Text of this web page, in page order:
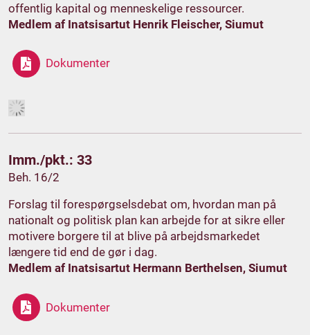
offentlig kapital og menneskelige ressourcer.
Medlem af Inatsisartut Henrik Fleischer, Siumut
Dokumenter
Imm./pkt.: 33
Beh. 16/2
Forslag til forespørgselsdebat om, hvordan man på
nationalt og politisk plan kan arbejde for at sikre eller
motivere borgere til at blive på arbejdsmarkedet
længere tid end de gør i dag.
Medlem af Inatsisartut Hermann Berthelsen, Siumut
Dokumenter